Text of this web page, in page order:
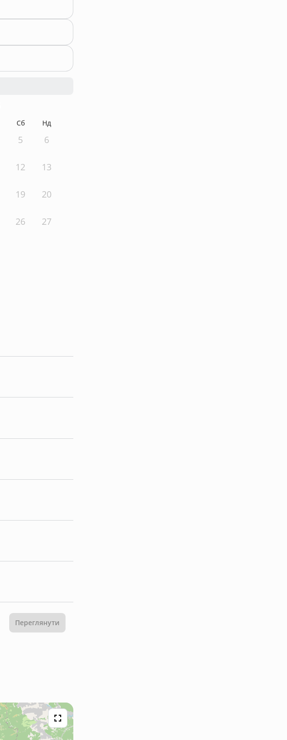
Сб Нд
5 6
12 13
19 20
26 27
Переглянути